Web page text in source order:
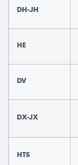
DH-JH
HE
DV
DX-JX
HTS